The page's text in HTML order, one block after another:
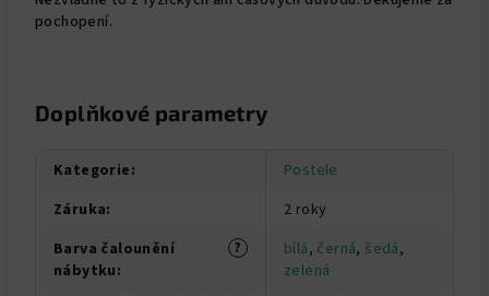
pochopení.
Doplňkové parametry
Kategorie:
Postele
Záruka:
2 roky
?
Barva čalounění
nábytku:
bílá, černá, šedá,
zelená